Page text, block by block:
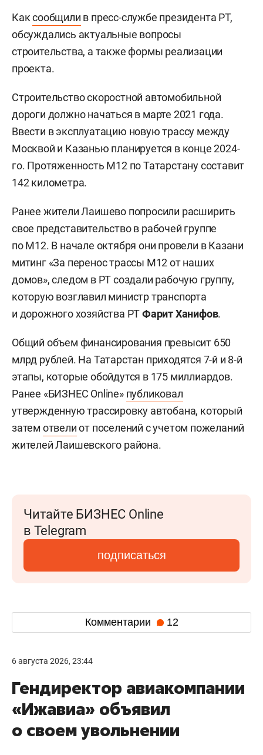
Каксообщили в пресс-службе президента РТ,
обсуждались актуальные вопросы
строительства, а также формы реализации
проекта.
Строительство скоростной автомобильной
дороги должно начаться в марте 2021 года.
Ввести в эксплуатацию новую трассу между
Москвой и Казанью планируется в конце 2024-
го. Протяженность М12 по Татарстану составит
142 километра.
Ранее жители Лаишево попросили расширить
свое представительство в рабочей группе
по М12. В начале октября они провели в Казани
митинг «За перенос трассы М12 от наших
домов», следом в РТ создали рабочую группу,
которую возглавил министр транспорта
и дорожного хозяйства РТФарит Ханифов.
Общий объем финансирования превысит 650
млрд рублей. На Татарстан приходятся 7-й и 8-й
этапы, которые обойдутся в 175 миллиардов.
Ранее «БИЗНЕС Online» публиковал
утвержденную трассировку автобана, который
затем отвелиот поселений с учетом пожеланий
жителей Лаишевского района.
Читайте БИЗНЕС Online
в Telegram
подписаться
Комментарии 12
6 августа 2026, 23:44
Гендиректор авиакомпании
«Ижавиа» объявил
о своем увольнении